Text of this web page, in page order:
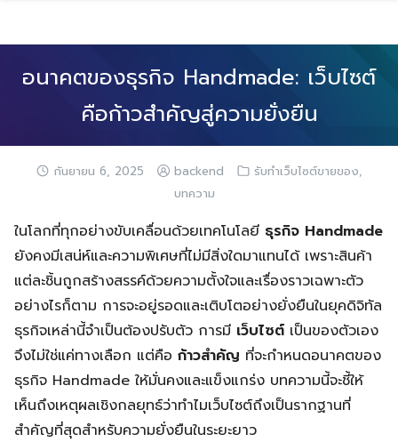
อนาคตของธุรกิจ Handmade: เว็บไซต์
คือก้าวสำคัญสู่ความยั่งยืน
กันยายน 6, 2025 backend รับทำเว็บไซต์ขายของ,
บทความ
ในโลกที่ทุกอย่างขับเคลื่อนด้วยเทคโนโลยี ธุรกิจ Handmade
ยังคงมีเสน่ห์และความพิเศษที่ไม่มีสิ่งใดมาแทนได้ เพราะสินค้า
แต่ละชิ้นถูกสร้างสรรค์ด้วยความตั้งใจและเรื่องราวเฉพาะตัว
อย่างไรก็ตาม การจะอยู่รอดและเติบโตอย่างยั่งยืนในยุคดิจิทัล
ธุรกิจเหล่านี้จำเป็นต้องปรับตัว การมี เว็บไซต์ เป็นของตัวเอง
จึงไม่ใช่แค่ทางเลือก แต่คือ ก้าวสำคัญ ที่จะกำหนดอนาคตของ
ธุรกิจ Handmade ให้มั่นคงและแข็งแกร่ง บทความนี้จะชี้ให้
เห็นถึงเหตุผลเชิงกลยุทธ์ว่าทำไมเว็บไซต์ถึงเป็นรากฐานที่
สำคัญที่สุดสำหรับความยั่งยืนในระยะยาว